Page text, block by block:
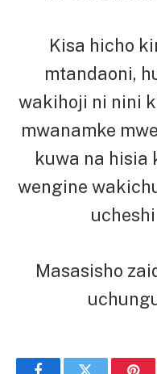
Kisa hicho
mtandaoni,
wakihoji ni nini
mwanamke
kuwa na hisia
wengine
Masasisho